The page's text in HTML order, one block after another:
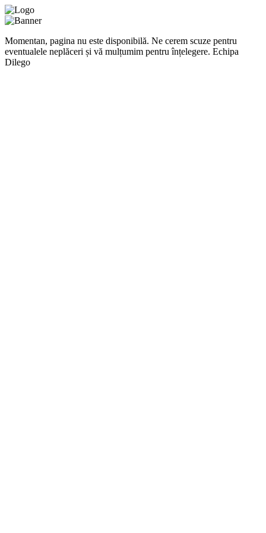
Momentan, pagina nu este disponibilă. Ne cerem scuze pentru
eventualele neplăceri și vă mulțumim pentru înțelegere. Echipa
Dilego